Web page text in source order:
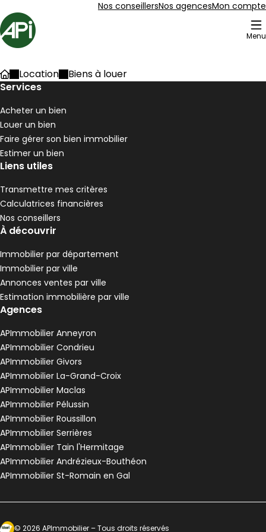
Nos conseillersNos agencesMon compte
Accueil
Menu
205 Biens à louer
90 m² 4 pièces Pélussin
Aller à l'image
Aller à l'image
Aller à l'image
Aller à l'image
Aller à l'image
190 000 €
Pélussin - 42410
Maison • 4 pièces • 90 m²
G 3 chambres
,
Terrain 3680 m²
120 000 €
Maison de village • 3 pièces • 80 m²
AccueilLocation
Biens à louer
Services
Acheter un bien
Louer un bien
Faire gérer son bien immobilier
Estimer un bien
Liens utiles
Transmettre mes critères
Calculatrices financières
Nos conseillers
À découvrir
Immobilier par département
Immobilier par ville
Annonces ventes par ville
Estimation immobilière par ville
Agences
APImmobilier Anneyron
APImmobilier Condrieu
APImmobilier Givors
APImmobilier La-Grand-Croix
APImmobilier Maclas
APImmobilier Pélussin
APImmobilier Roussillon
APImmobilier Serrières
APImmobilier Tain l'Hermitage
APImmobilier Andrézieux-Bouthéon
APImmobilier St-Romain en Gal
Ecosytème Ideeri
© 2026 APImmobilier – Tous droits réservés